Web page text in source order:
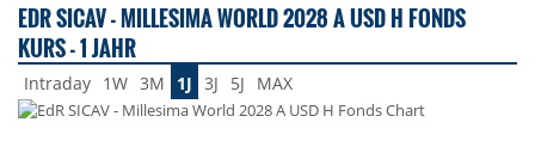
EDR SICAV - MILLESIMA WORLD 2028 A USD H FONDS
KURS - 1 JAHR
Intraday 1W 3M 1J 3J 5J MAX